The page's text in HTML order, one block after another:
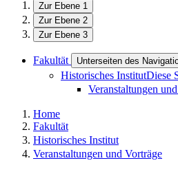
Zur Ebene 1
Zur Ebene 2
Zur Ebene 3
Fakultät Unterseiten des
Historisches InstitutDiese
Veranstaltungen
Home
Fakultät
Historisches Institut
Veranstaltungen und Vorträge